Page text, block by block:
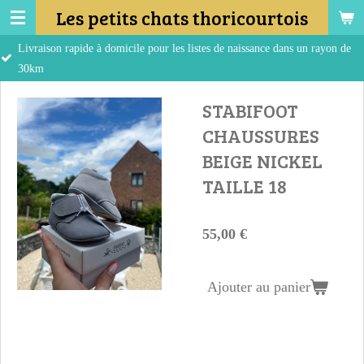
Passer
au
contenu
Les petits chats thoricourtois
rapide à domicile pour les listes de naissance dans un rayon de
STABIFOOT
CHAUSSURES
BEIGE NICKEL
TAILLE 18
55,00 €
Ajouter au panier